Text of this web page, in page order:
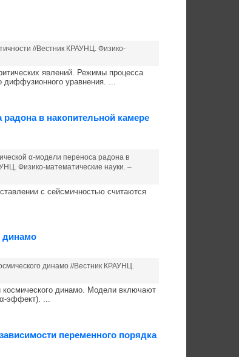
//Вестник КРАУНЦ. Физико-
явлений. Режимы процесса
диффузионного уравнения. ...
в накопительной камере
α-модели переноса радона в
Физико-математические науки. –
с сейсмичностью считаются
динамо
динамо //Вестник КРАУНЦ.
космического динамо. Модели включают
эффект). ...
переменного порядка